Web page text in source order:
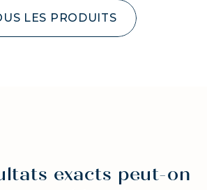
LES PRODUITS
exacts peut-on